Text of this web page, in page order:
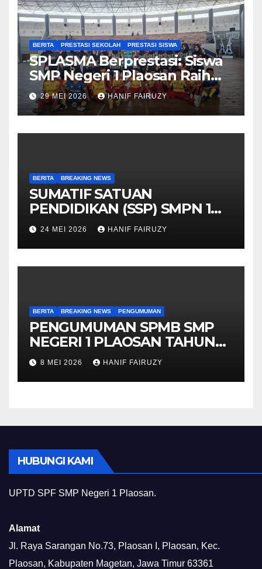
BERITA PRESTASI SEKOLAH PRESTASI SISWA
SPLASMA Berprestasi: Siswa
SMP Negeri 1 Plaosan Raih
Juara di O2SN Kabupaten
Magetan
29 MEI 2026 HANIF FAIRUZY
BERITA BREAKING NEWS
SUMATIF SATUAN
PENDIDIKAN (SSP) SMPN 1
PLAOSAN 13-22 MEI 2026
24 MEI 2026 HANIF FAIRUZY
BERITA BREAKING NEWS PENGUMUMAN
PENGUMUMAN SPMB SMP
NEGERI 1 PLAOSAN TAHUN
PELAJARAN 2026/2027
8 MEI 2026 HANIF FAIRUZY
HUBUNGI KAMI
UPTD SPF SMP Negeri 1 Plaosan.
Alamat
Jl. Raya Sarangan No.73, Plaosan I, Plaosan, Kec.
Plaosan, Kabupaten Magetan, Jawa Timur 63361